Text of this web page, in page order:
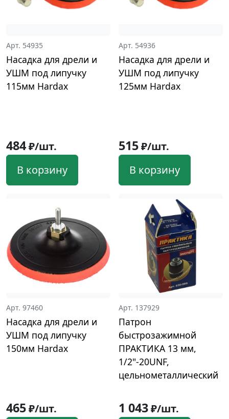
Арт. 54935
Насадка для дрели и
УШМ под липучку
115мм Hardax
484₽/шт.
В корзину
Арт. 54936
Насадка для дрели и
УШМ под липучку
125мм Hardax
515₽/шт.
В корзину
Арт. 97460
Насадка для дрели и
УШМ под липучку
150мм Hardax
465₽/шт.
Арт. 137929
Патрон
быстрозажимной
ПРАКТИКА 13 мм,
1/2"-20UNF,
цельнометаллический
1 043₽/шт.